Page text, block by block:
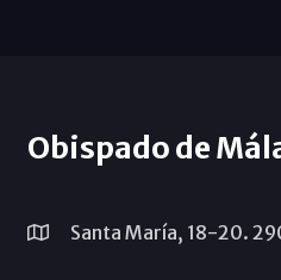
Obispado de
Santa María, 18-20.